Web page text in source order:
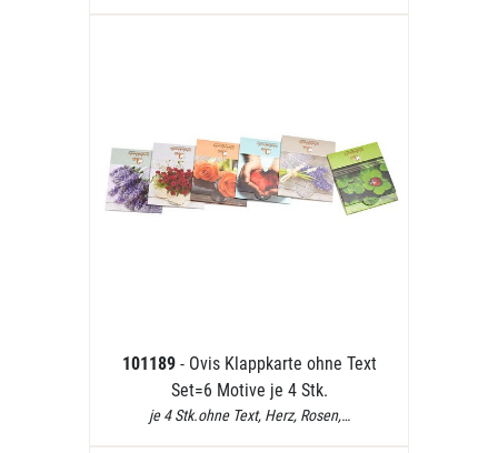
101189 - Ovis Klappkarte ohne Text
Set=6 Motive je 4 Stk.
je 4 Stk.ohne Text, Herz, Rosen,…